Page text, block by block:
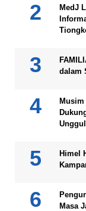
MedJ
dalam
Musim
Himel
Masa